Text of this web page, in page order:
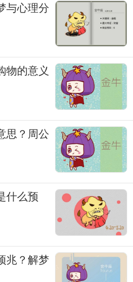
惯对于减少噩梦和梦境中
。通过放松技巧、冥想
们可以有效地调节自己的
从而在梦境中更多地体验
镜子，鬼怪是其中的一种
学会如何处理梦境中的鬼
断地深化对内在世界的认
个过程，我们能够更加清
平衡和幸福。
怪并非可怕的存在，而是
灵深处的窗户。当我们学
取力量和启示时，我们也
灵解放的道路上迈出重要
与心理分
物的意义
思？周公
什么预
兆？解梦